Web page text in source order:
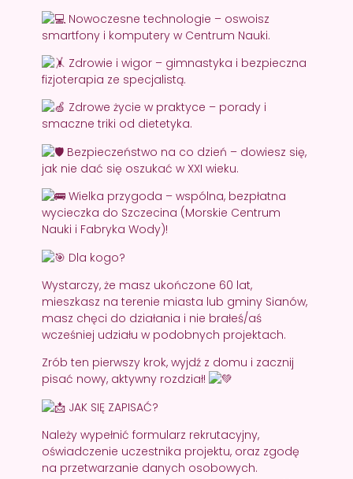
Nowoczesne technologie – oswoisz
smartfony i komputery w Centrum Nauki.
Zdrowie i wigor – gimnastyka i bezpieczna
fizjoterapia ze specjalistą.
Zdrowe życie w praktyce – porady i
smaczne triki od dietetyka.
Bezpieczeństwo na co dzień – dowiesz się,
jak nie dać się oszukać w XXI wieku.
Wielka przygoda – wspólna, bezpłatna
wycieczka do Szczecina (Morskie Centrum
Nauki i Fabryka Wody)!
Dla kogo?
Wystarczy, że masz ukończone 60 lat,
mieszkasz na terenie miasta lub gminy Sianów,
masz chęci do działania i nie brałeś/aś
wcześniej udziału w podobnych projektach.
Zrób ten pierwszy krok, wyjdź z domu i zacznij
pisać nowy, aktywny rozdział!
JAK SIĘ ZAPISAĆ?
Należy wypełnić formularz rekrutacyjny,
oświadczenie uczestnika projektu, oraz zgodę
na przetwarzanie danych osobowych.